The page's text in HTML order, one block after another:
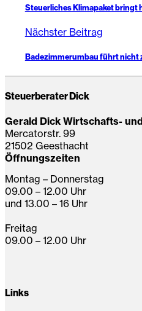
Steuerliches Klimapaket bringt
Nächster Beitrag
Badezimmerumbau führt nicht
Steuerberater Dick
Gerald Dick Wirtschafts-
Mercatorstr. 99
21502 Geesthacht
Öffnungszeiten
Montag – Donnerstag
09.00 – 12.00 Uhr
und 13.00 – 16 Uhr
Freitag
09.00 – 12.00 Uhr
Links